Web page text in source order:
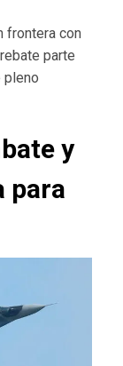
frontera con
parte
pleno
y
para